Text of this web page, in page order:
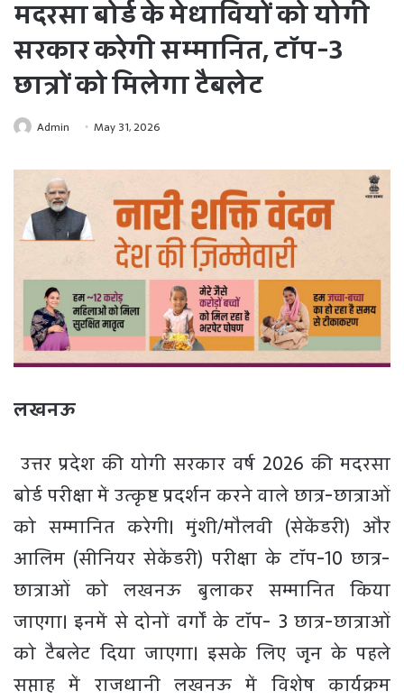
मदरसा बोर्ड के मेधावियों को योगी
सरकार करेगी सम्मानित, टॉप-3
छात्रों को मिलेगा टैबलेट
Admin May 31, 2026
लखनऊ
उत्तर प्रदेश की योगी सरकार वर्ष 2026 की मदरसा
बोर्ड परीक्षा में उत्कृष्ट प्रदर्शन करने वाले छात्र-छात्राओं
को सम्मानित करेगी। मुंशी/मौलवी (सेकेंडरी) और
आलिम (सीनियर सेकेंडरी) परीक्षा के टॉप-10 छात्र-
छात्राओं को लखनऊ बुलाकर सम्मानित किया
जाएगा। इनमें से दोनों वर्गों के टॉप- 3 छात्र-छात्राओं
को टैबलेट दिया जाएगा। इसके लिए जून के पहले
सप्ताह में राजधानी लखनऊ में विशेष कार्यक्रम